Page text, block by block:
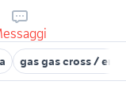
gas gas cross /